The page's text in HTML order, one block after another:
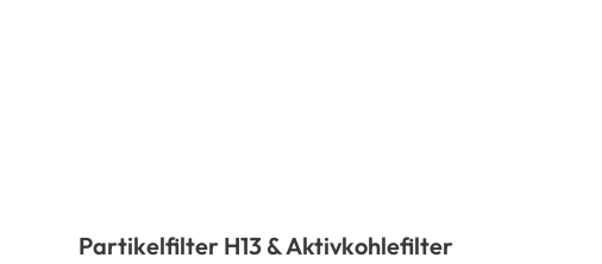
Partikelfilter H13 & Aktivkohlefilter